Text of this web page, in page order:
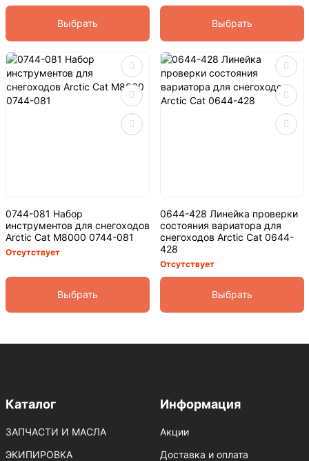
Выбрать Выбрать
0744-081 Набор
инструментов для снегоходов
Arсtic Cat M8000 0744-081
Отсутствует
Выбрать
0644-428 Линейка проверки
состояния вариатора для
снегоходов Arctic Cat 0644-
428
Отсутствует
Выбрать
Каталог
ЗАПЧАСТИ И МАСЛА
ЭКИПИРОВКА
Информация
Акции
Доставка и оплата